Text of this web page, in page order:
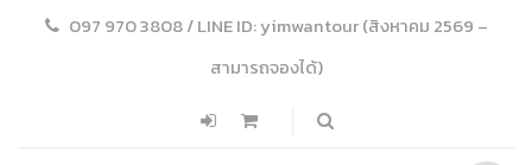
097 970 3808 / LINE ID: yimwantour (สิงหาคม 2569 –
สามารถจองได้)